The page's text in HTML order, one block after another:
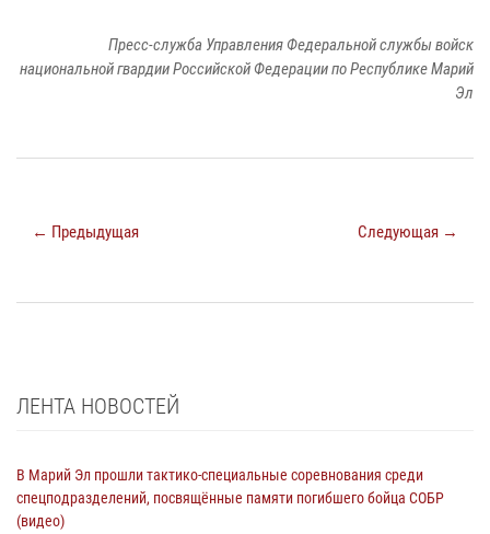
Пресс-служба Управления Федеральной службы войск
национальной гвардии Российской Федерации по Республике Марий
Эл
← Предыдущая Следующая →
ЛЕНТА НОВОСТЕЙ
В Марий Эл прошли тактико-специальные соревнования среди
спецподразделений, посвящённые памяти погибшего бойца СОБР
(видео)